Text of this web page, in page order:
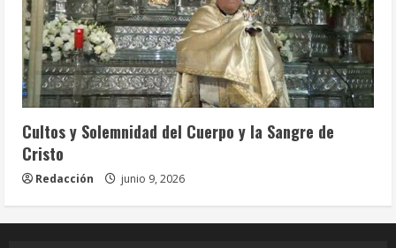
Celebraciones Eucarísticas
Cofradías
Info. Parroquial
Tablón Anuncios
Cultos y Solemnidad del Cuerpo y la Sangre de
Cristo
Redacción junio 9, 2026